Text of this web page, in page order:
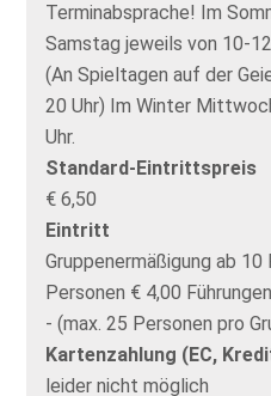
Terminabsprache! Im
Samstag jeweils von 10-
(An Spieltagen auf der
20 Uhr) Im Winter
Uhr.
Standard-Eintrittspreis
€ 6,50
Eintritt
Gruppenermäßigung ab
Personen € 4,00
- (max. 25 Personen pro
Kartenzahlung (EC,
leider nicht möglich